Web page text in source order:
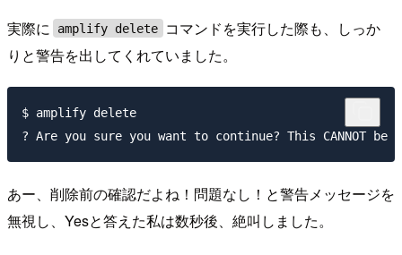
実際に amplify delete
コマンドを実行した際も、しっか
りと警告を出してくれていました。
$ amplify delete
あー、削除前の確認だよね！問題なし！と警告メッセージを
無視し、Yesと答えた私は数秒後、絶叫しました。